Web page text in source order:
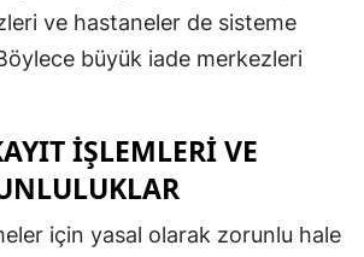
ve hastaneler de sisteme
büyük iade merkezleri
İŞLEMLERI VE
için yasal olarak zorunlu hale